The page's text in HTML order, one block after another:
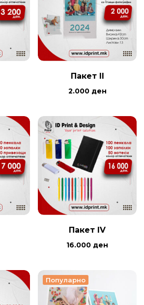
Пакет II
2.000 ден
Пакет IV
16.000 ден
Популарно